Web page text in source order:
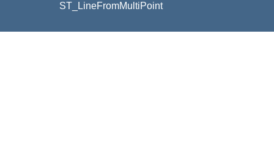
ST_LineFromMultiPoint